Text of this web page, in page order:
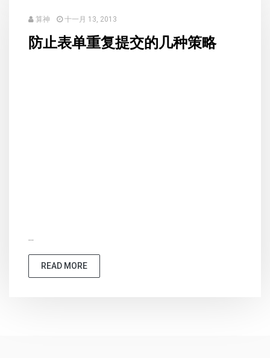
算神 十一月 13, 2013
防止表单重复提交的几种策略
...
READ MORE